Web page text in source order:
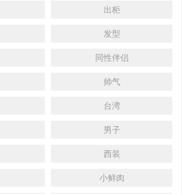
出柜
发型
同性伴侣
帅气
台湾
男子
西装
小鲜肉